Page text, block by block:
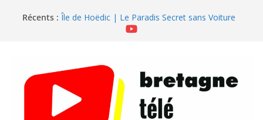
Récents : Île de Hoëdic | Le Beau Fort
Île de Hoëdic | Le Paradis Secret sans Voiture
Île de Hoëdic | Dimanche le Jour du Zodiac